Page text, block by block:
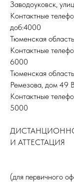
Заводоуковск,
Контактные
доб:4000
Тюменская
Контактные
6000
Тюменская
Ремезова, дом 49
Контактные
5000
И АТТЕСТАЦИЯ
(для первичного